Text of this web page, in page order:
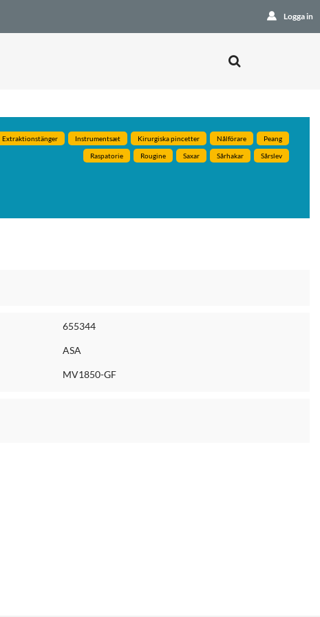
Logga in
Extraktionstänger Instrumentsæt Kirurgiska pincetter Nålförare Peang
Raspatorie Rougine Saxar Sårhakar Sårslev
655344
ASA
MV1850-GF